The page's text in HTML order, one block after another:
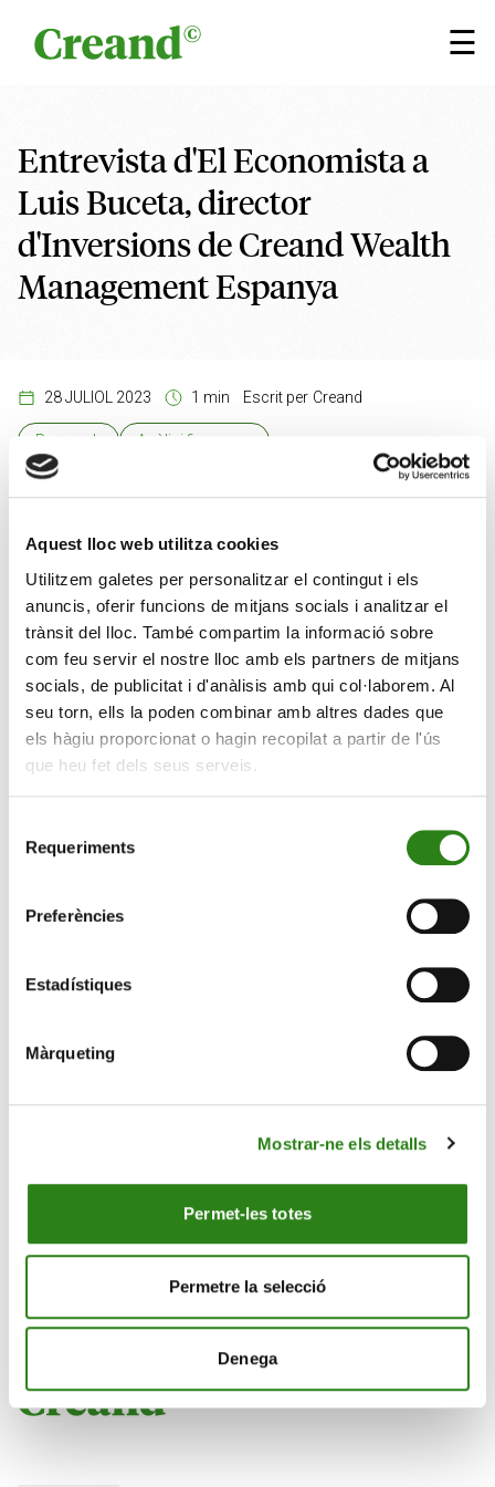
Aquest lloc web utilitza cookies
Utilitzem galetes per personalitzar el contingut i els
anuncis, oferir funcions de mitjans socials i analitzar el
trànsit del lloc. També compartim la informació sobre
com feu servir el nostre lloc amb els partners de mitjans
socials, de publicitat i d'anàlisis amb qui col·laborem. Al
seu torn, ells la poden combinar amb altres dades que
els hàgiu proporcionat o hagin recopilat a partir de l'ús
que heu fet dels seus serveis.
Requeriments
Preferències
Estadístiques
Màrqueting
Mostrar-ne els detalls
Permet-les totes
Permetre la selecció
Denega
☰
×
Entrevista d'El Economista a
Luis Buceta, director
d'Inversions de Creand Wealth
Management Espanya
28 JULIOL 2023 1 min Escrit per Creand
Research Anàlisi financera
El Economista publica avui una entrevista a Luis Buceta,
Espanya, en la qual analitza les claus del mercat per a la
segona meitat de l’any.
Podeu llegiraquí la versió online.
#CreandExperts #CreandValor